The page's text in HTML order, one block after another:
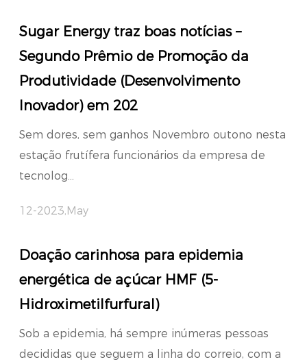
Sugar Energy traz boas notícias –
Segundo Prêmio de Promoção da
Produtividade (Desenvolvimento
Inovador) em 202
Sem dores, sem ganhos Novembro outono nesta
estação frutífera funcionários da empresa de
tecnolog...
12-2023,May
Doação carinhosa para epidemia
energética de açúcar HMF (5-
Hidroximetilfurfural)
Sob a epidemia, há sempre inúmeras pessoas
decididas que seguem a linha do correio, com a